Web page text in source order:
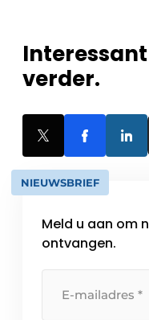
verder.
NIEUWSBRIEF
Meld u aan om
ontvangen.